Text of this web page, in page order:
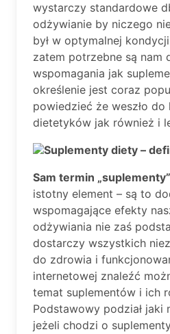
wystarczy standardowe
odżywianie by niczego
był w optymalnej
zatem potrzebne są nam
wspomagania jak
określenie jest coraz
powiedzieć że weszło do
dietetyków jak również i
Suplementy diety –
Sam termin „suplementy”
istotny element – są to
wspomagające efekty
odżywiania nie zaś
dostarczy wszystkich
do zdrowia i
internetowej znaleźć
temat suplementów i ich
Podstawowy podział jaki
jeżeli chodzi o